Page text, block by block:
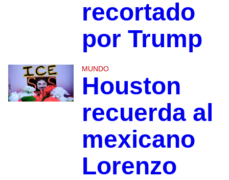
recortado
por Trump
MUNDO
Houston
recuerda al
mexicano
Lorenzo